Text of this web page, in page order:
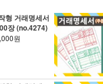
형 거래명세서
장 (no.4274)
원